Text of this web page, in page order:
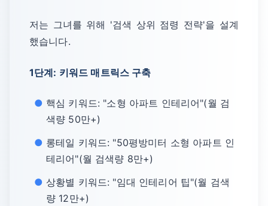
저는 그녀를 위해 '검색 상위 점령 전략'을 설계
했습니다.
1단계: 키워드 매트릭스 구축
핵심 키워드: "소형 아파트 인테리어"(월 검
색량 50만+)
롱테일 키워드: "50평방미터 소형 아파트 인
테리어"(월 검색량 8만+)
상황별 키워드: "임대 인테리어 팁"(월 검색
량 12만+)